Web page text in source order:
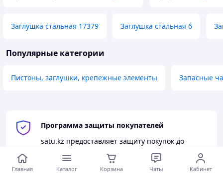
Заглушка стальная 17379 Заглушка стальная 6
Популярные категории
Пистоны, заглушки, крепежные элементы Запасные
Программа защиты покупателей
satu.kz предоставляет защиту покупок до
при оформлении заказа через
корзину.
Главная Каталог Корзина Чаты Кабинет